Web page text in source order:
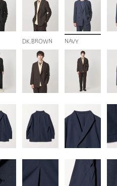
DK.BROWN NAVY